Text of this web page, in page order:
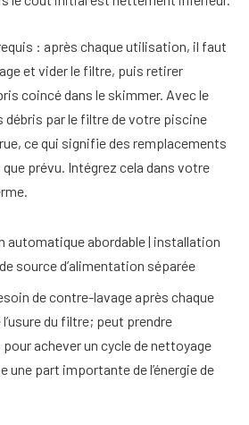
: après chaque utilisation, il faut
et vider le filtre, puis retirer
coincé dans le skimmer. Avec le
débris par le filtre de votre piscine
ce qui signifie des remplacements
prévu. Intégrez cela dans votre
automatique abordable | installation
source d’alimentation séparée
de contre-lavage après chaque
du filtre; peut prendre
achever un cycle de nettoyage
part importante de l’énergie de